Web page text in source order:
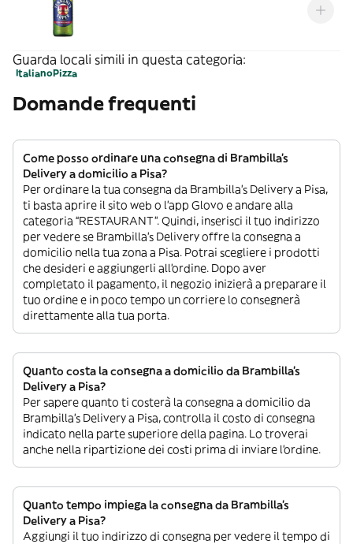
Guarda locali simili in questa categoria:
ItalianoPizza
Domande frequenti
Come posso ordinare una consegna di Brambilla's
Delivery a domicilio a Pisa?
Per ordinare la tua consegna da Brambilla's Delivery a Pisa,
ti basta aprire il sito web o l’app Glovo e andare alla
categoria “RESTAURANT”. Quindi, inserisci il tuo indirizzo
per vedere se Brambilla's Delivery offre la consegna a
domicilio nella tua zona a Pisa. Potrai scegliere i prodotti
che desideri e aggiungerli all’ordine. Dopo aver
completato il pagamento, il negozio inizierà a preparare il
tuo ordine e in poco tempo un corriere lo consegnerà
direttamente alla tua porta.
Quanto costa la consegna a domicilio da Brambilla's
Delivery a Pisa?
Per sapere quanto ti costerà la consegna a domicilio da
Brambilla's Delivery a Pisa, controlla il costo di consegna
indicato nella parte superiore della pagina. Lo troverai
anche nella ripartizione dei costi prima di inviare l’ordine.
Quanto tempo impiega la consegna da Brambilla's
Delivery a Pisa?
Aggiungi il tuo indirizzo di consegna per vedere il tempo di